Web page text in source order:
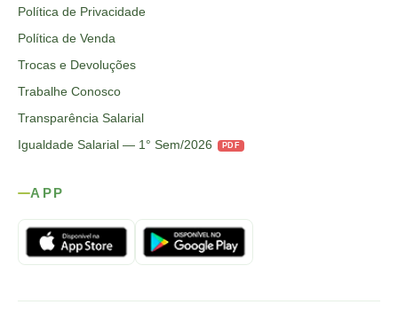
Política de Privacidade
Política de Venda
Trocas e Devoluções
Trabalhe Conosco
Transparência Salarial
Igualdade Salarial — 1° Sem/2026
PDF
APP